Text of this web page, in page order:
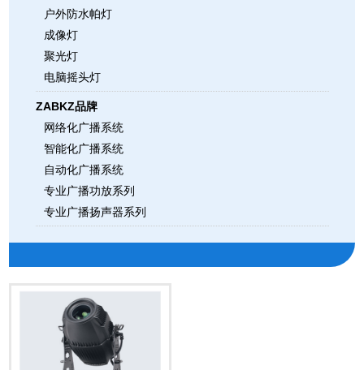
户外防水帕灯
成像灯
聚光灯
电脑摇头灯
ZABKZ品牌
网络化广播系统
智能化广播系统
自动化广播系统
专业广播功放系列
专业广播扬声器系列